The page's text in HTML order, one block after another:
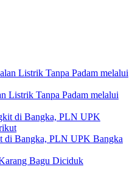
Listrik Tanpa Padam melalui
di Bangka, PLN UPK Bangka